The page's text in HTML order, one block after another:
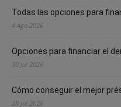
Todas las opciones para
4 Ago 2026
Opciones para financiar el
30 Jul 2026
Cómo conseguir el mejor
28 Jul 2026